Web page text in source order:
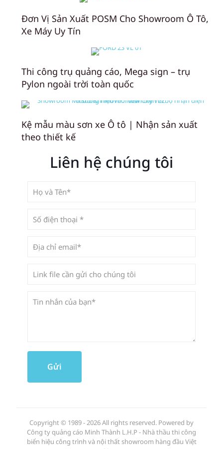
Đơn Vị Sản Xuất POSM Cho Showroom Ô Tô,
Xe Máy Uy Tín
Thi công trụ quảng cáo, Mega sign – trụ
Pylon ngoài trời toàn quốc
Kệ mẫu màu sơn xe Ô tô | Nhận sản xuất
theo thiết kế
Liên hệ chúng tôi
Copyright © 1989 - 2026 All rights reserved. Powered by
Công ty quảng cáo Minh Thành L.H.P - Nhà thầu thi công
biển hiệu công trình và nội thất showroom hàng đầu Việt